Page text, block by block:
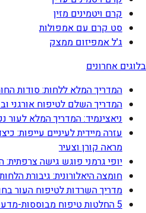
קרם ויטמינים מזין
סט קרם עם אמפולות
ג'ל אמפיזום ממצק
בלוגים אחרונים
המדריך המלא ללחות: סודות
המדריך השלם לטיפוח אורגני
ניאצינמיד: המדריך המלא לעור
עזרה מיידית לעיניים עייפות:
מראה קורן וצעיר
יופי גרמני פוגש גישה
חומצה היאלורונית: גיבורת
מדריך השרדות לטיפוח העור בחורף: 4 טיפים למראה
5 החלטות טיפוח מבוססות-מדע שבאמת משנות את העור